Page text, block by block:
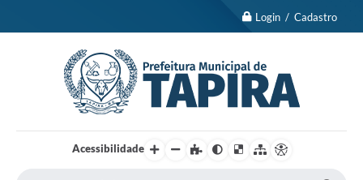
Login / Cadastro
Acessibilidade